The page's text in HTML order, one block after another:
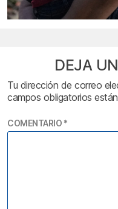
DEJA
Tu dirección de correo
campos obligatorios
COMENTARIO *